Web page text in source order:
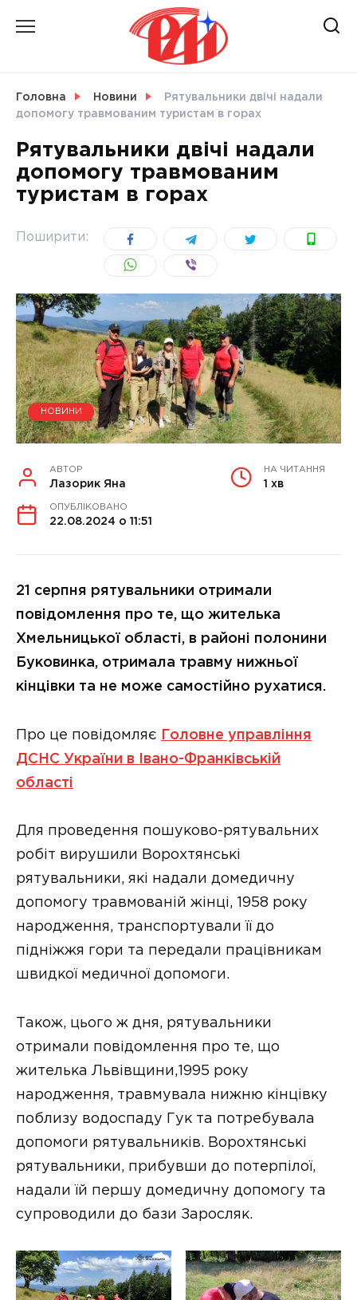
Головна Новини
Рятувальники двічі надали
допомогу травмованим туристам в горах
Рятувальники двічі надали
допомогу травмованим
туристам в горах
Поширити:
НОВИНИ
АВТОР
Лазорик Яна
НА ЧИТАННЯ
1 хв
ОПУБЛІКОВАНО
22.08.2024 о 11:51
21 серпня рятувальники отримали
повідомлення про те, що жителька
Хмельницької області, в районі полонини
Буковинка, отримала травму нижньої
кінцівки та не може самостійно рухатися.
Про це повідомляє
Головне управління
ДСНС України в Івано-Франківській
області
Для проведення пошуково-рятувальних
робіт вирушили Ворохтянські
рятувальники, які надали домедичну
допомогу травмованій жінці, 1958 року
народження, транспортували її до
підніжжя гори та передали працівникам
швидкої медичної допомоги.
Також, цього ж дня, рятувальники
отримали повідомлення про те, що
жителька Львівщини,1995 року
народження, травмувала нижню кінцівку
поблизу водоспаду Гук та потребувала
допомоги рятувальників. Ворохтянські
рятувальники, прибувши до потерпілої,
надали їй першу домедичну допомогу та
супроводили до бази Заросляк.